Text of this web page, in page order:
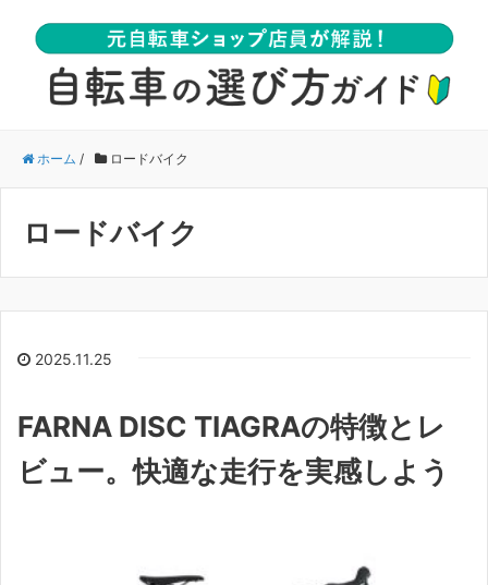
ホーム / ロードバイク
ロードバイク
2025.11.25
FARNA DISC TIAGRAの特徴とレ
ビュー。快適な走行を実感しよう